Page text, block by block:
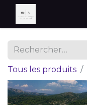
Tous les produits